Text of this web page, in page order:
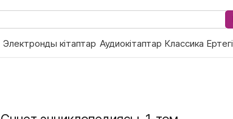
Электронды кітаптар Аудиокітаптар Классика Ертегі